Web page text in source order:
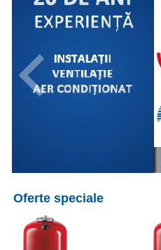
Oferte speciale